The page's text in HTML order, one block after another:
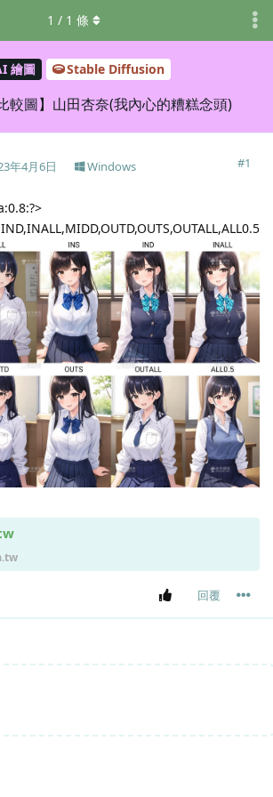
繪圖 Stable Diffusion
較圖】山田杏奈(我內心的糟糕念頭)
1 / 1 條
年4月6日 #1
Windows
回覆